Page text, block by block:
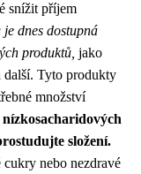
snížit příjem
dnes dostupná
produktů, jako
Tyto produkty
množství
složení.
nebo nezdravé